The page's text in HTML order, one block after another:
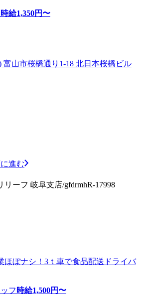
時給1,350円〜
富山市桜橋通り1-18 北日本桜橋ビル
進む
ーフ 岐阜支店/gfdrmhR-17998
ほぼナシ！3ｔ車で食品配送ドライバ
フ 時給1,500円〜